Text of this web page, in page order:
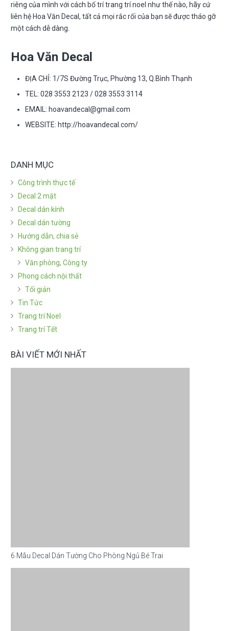
riêng của mình với cách bố trí trang trí noel như thế nào, hãy cứ
liên hệ Hoa Văn Decal, tất cả mọi rắc rối của bạn sẽ được tháo gỡ
một cách dễ dàng.
Hoa Văn Decal
ĐỊA CHỈ: 1/7S Đường Trục, Phường 13, Q.Bình Thạnh
TEL: 028 3553 2123 / 028 3553 3114
EMAIL: hoavandecal@gmail.com
WEBSITE: http://hoavandecal.com/
DANH MỤC
Công trình thực tế
Decal 2 mặt
Decal dán kính
Decal dán tường
Hướng dẫn, chia sẻ
Không gian trang trí
Văn phòng, Công ty
Phong cách nội thất
Tối giản
Tin Tức
Trang trí Noel
Trang trí Tết
BÀI VIẾT MỚI NHẤT
6 Mẫu Decal Dán Tường Cho Phòng Ngủ Bé Trai